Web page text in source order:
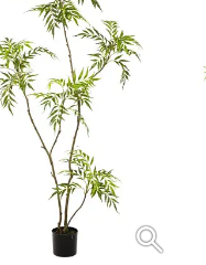
search